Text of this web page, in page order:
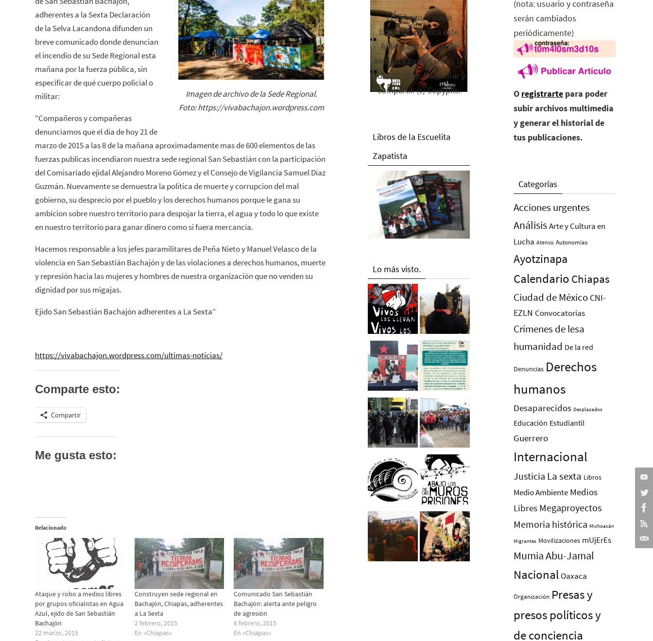
Imagen de archivo de la Sede Regional.
Foto: https://vivabachajon.wordpress.com
adherentes a la Sexta Declaración
de la Selva Lacandona difunden un
breve comunicado donde denuncian
el incendio de su Sede Regional esta
mañana por la fuerza pública, sin
especificar de qué cuerpo policial o
militar:
“Compañeros y compañeras
denunciamos que el día de hoy 21 de
marzo de 2015 a las 8 de la mañana aproximadamente mas de 600 elementos de las
fuerzas publicas incendiaron nuestra sede regional San Sebastián con la participación
del Comisariado ejidal Alejandro Moreno Gómez y el Consejo de Vigilancia Samuel Díaz
Guzmán. Nuevamente se demuestra la política de muerte y corrupcion del mal
gobierno, su desprecio por el pueblo y los derechos humanos porque le gana su
ambicion sobre nuestro territorio para despojar la tierra, el agua y todo lo que existe
en nuestro territorio para ganar dinero como si fuera mercancía.
Hacemos responsable a los jefes paramilitares de Peña Nieto y Manuel Velasco de la
violencia en San Sebastián Bachajón y de las violaciones a derechos humanos, muerte
y represión hacia las mujeres y hombres de nuestra organización que no venden su
dignidad por sus migajas.
Ejido San Sebastián Bachajón adherentes a La Sexta”
https://vivabachajon.wordpress.com/ultimas-noticias/
Comparte esto:
Compartir
Me gusta esto:
Relacionado
Ataque y robo a medios libres
por grupos oficialistas en Agua
Azul, ejido de San Sebastián
Bachajón
22 marzo, 2015
Construyen sede regional en
Bachajón, Chiapas, adherentes
a La Sexta
2 febrero, 2015
En «Chiapas»
Comunicado San Sebastián
Bachajón: alerta ante peligro
de agresión
6 febrero, 2015
En «Chiapas»
El Rebozo, Palapa
Editorial, publica este
folleto del Centro de
Medios Libres. Esta es la
edición 2016. Para rolar y
compartir. (c) Copyplis.
Libros de la Escuelita
Zapatista
Lo más visto.
(nota: usuario y contraseña
serán cambiados
periódicamente)
O registrarte para poder
subir archivos multimedia
y generar el historial de
tus publicaciones.
Categorías
Acciones urgentes
AnálisisArte y Cultura en
Lucha Atenco Autonomías
Ayotzinapa
Calendario Chiapas
Ciudad de México CNI-
EZLN Convocatorias
Crímenes de lesa
humanidad De la red
Denuncias Derechos
humanos
Desaparecidos Desplazados
Educación Estudiantil
Guerrero
Internacional
Justicia La sexta Libros
Medio Ambiente Medios
Libres Megaproyectos
Memoria histórica Michoacán
Migrantes Movilizaciones mUjErEs
Mumia Abu-Jamal
Nacional Oaxaca
Organización Presas y
presos polí­ticos y
de conciencia